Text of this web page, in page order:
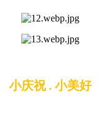
小庆祝 . 小美好